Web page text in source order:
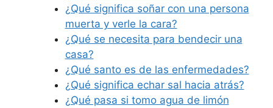
¿Qué significa soñar con una persona
muerta y verle la cara?
¿Qué se necesita para bendecir una
casa?
¿Qué santo es de las enfermedades?
¿Qué significa echar sal hacia atrás?
¿Qué pasa si tomo agua de limón